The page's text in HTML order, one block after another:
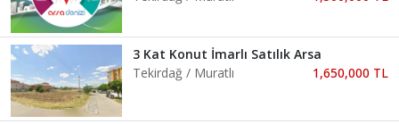
3 Kat Konut İmarlı Satılık Arsa
Tekirdağ / Muratlı
1,650,000 TL